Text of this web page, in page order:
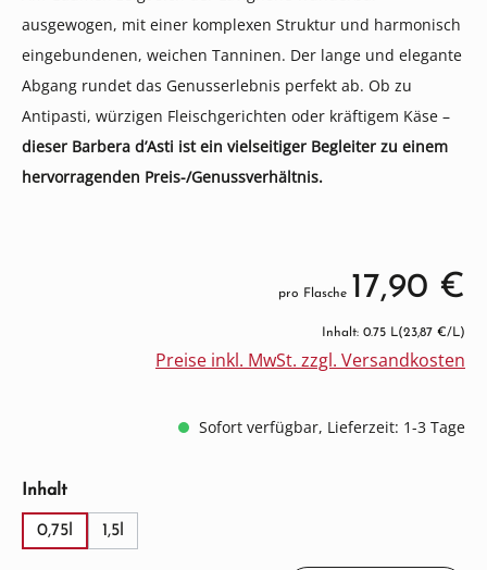
ausgewogen, mit einer komplexen Struktur und harmonisch
eingebundenen, weichen Tanninen. Der lange und elegante
Abgang rundet das Genusserlebnis perfekt ab. Ob zu
Antipasti, würzigen Fleischgerichten oder kräftigem Käse –
dieser Barbera d’Asti ist ein vielseitiger Begleiter zu einem
hervorragenden Preis-/Genussverhältnis.
pro Flasche 17,90 €
Inhalt: 0.75 L(23,87 €/L)
Preise inkl. MwSt. zzgl. Versandkosten
Sofort verfügbar, Lieferzeit: 1-3 Tage
Inhaltauswählen
0,75l 1,5l